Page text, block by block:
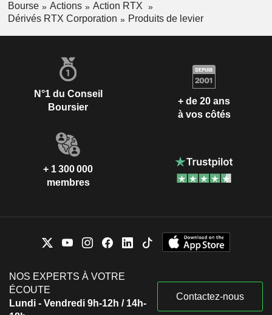
Bourse Actions
Action RTX
Dérivés RTX Corporation
Produits de levier
N°1 du Conseil
Boursier
+ de 20 ans
à vos côtés
+ 1 300 000
membres
NOS EXPERTS À VOTRE
ÉCOUTE
Lundi - Vendredi 9h-12h / 14h-
Contactez-nous